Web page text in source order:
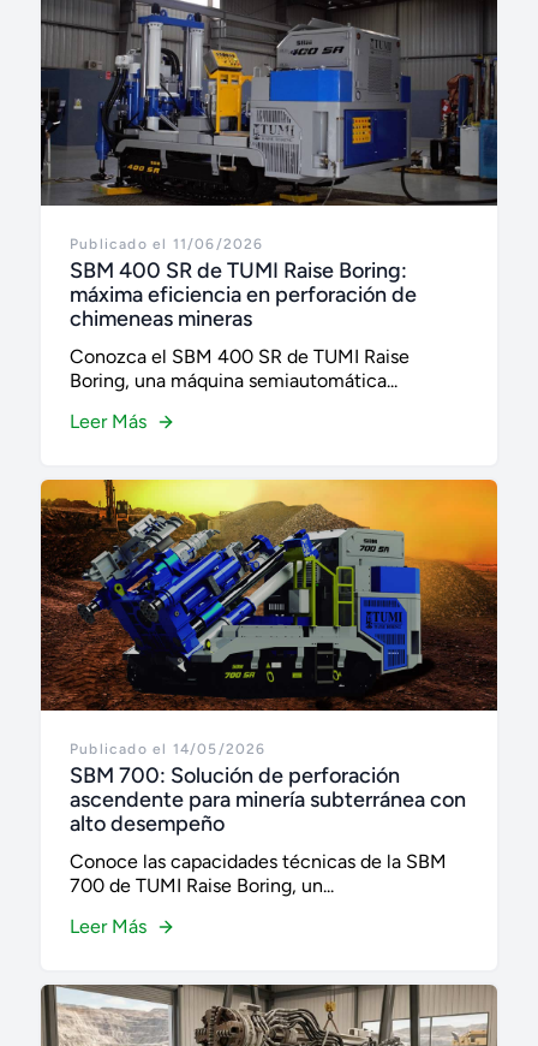
Publicado el 11/06/2026
SBM 400 SR de TUMI Raise Boring:
máxima eficiencia en perforación de
chimeneas mineras
Conozca el SBM 400 SR de TUMI Raise
Boring, una máquina semiautomática...
Leer Más
Publicado el 14/05/2026
SBM 700: Solución de perforación
ascendente para minería subterránea con
alto desempeño
Conoce las capacidades técnicas de la SBM
700 de TUMI Raise Boring, un...
Leer Más